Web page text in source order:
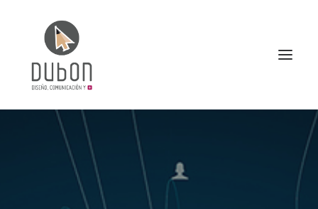
CONÓCENOS